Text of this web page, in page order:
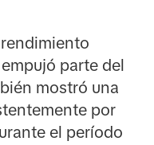
parte del
mostró una
por
el período